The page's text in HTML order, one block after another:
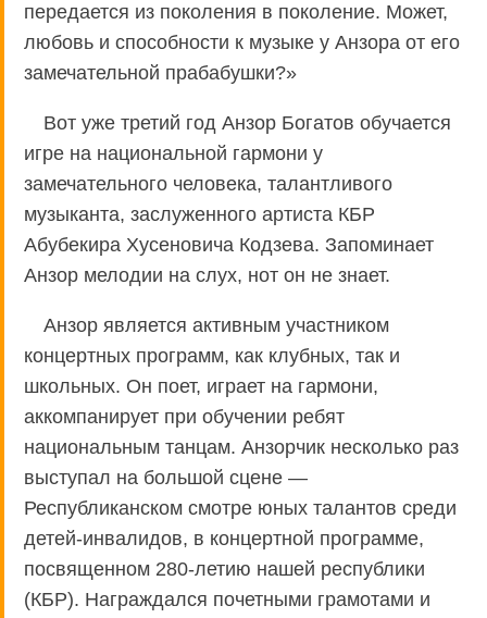
передается из поколения в поколение. Может,
любовь и способности к музыке у Анзора от его
замечательной прабабушки?»
Вот уже третий год Анзор Богатов обучается
игре на национальной гармони у
замечательного человека, талантливого
музыканта, заслуженного артиста КБР
Абубекира Хусеновича Кодзева. Запоминает
Анзор мелодии на слух, нот он не знает.
Анзор является активным участником
концертных программ, как клубных, так и
школьных. Он поет, играет на гармони,
аккомпанирует при обучении ребят
национальным танцам. Анзорчик несколько раз
выступал на большой сцене —
Республиканском смотре юных талантов среди
детей-инвалидов, в концертной программе,
посвященном 280-летию нашей республики
(КБР). Награждался почетными грамотами и